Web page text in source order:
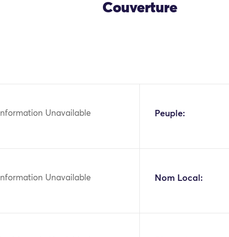
Couverture
Information Unavailable Peuple:
Information Unavailable Nom Local: